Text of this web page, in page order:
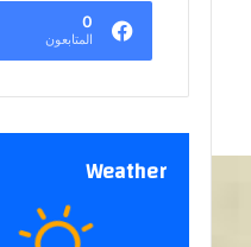
0
المتابعون
Weather